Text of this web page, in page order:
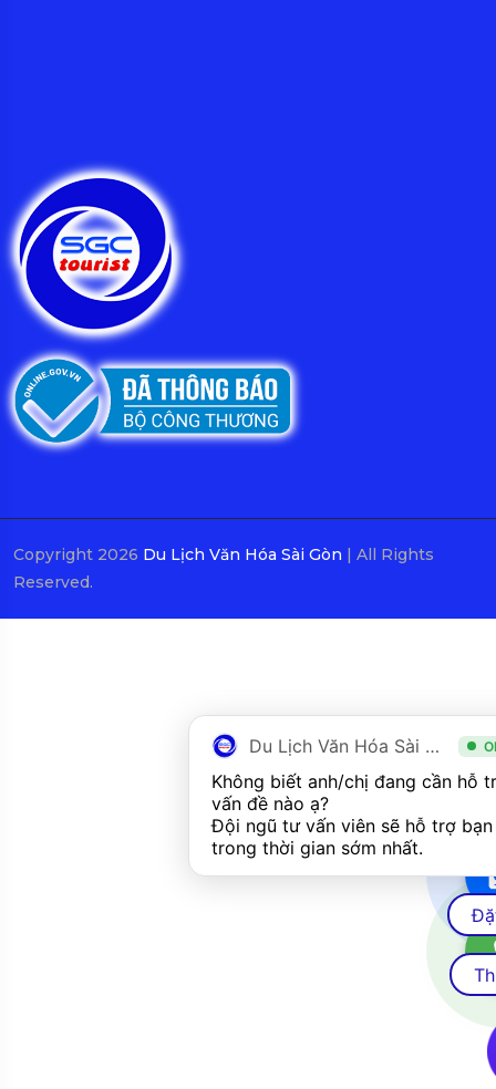
Copyright 2026 Du Lịch Văn Hóa Sài Gòn | All Rights
Reserved.
Du Lịch Văn Hóa Sài Gòn
Không biết anh/chị đang cần hỗ
vấn đề nào ạ?
Đội ngũ tư vấn viên sẽ hỗ trợ bạn
trong thời gian sớm nhất.